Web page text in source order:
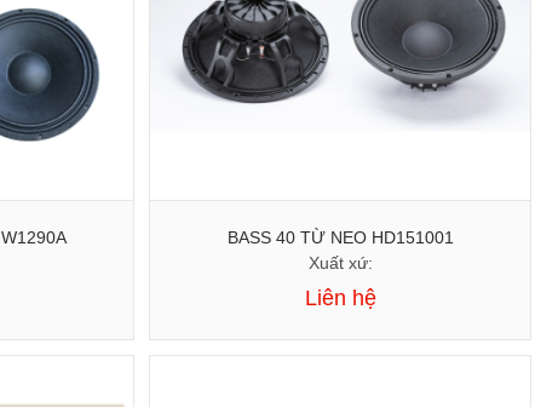
BASS 30 TỪ FERRITE W1290A
BASS 40 TỪ NEO HD151001
Xuất xứ:
Liên hệ